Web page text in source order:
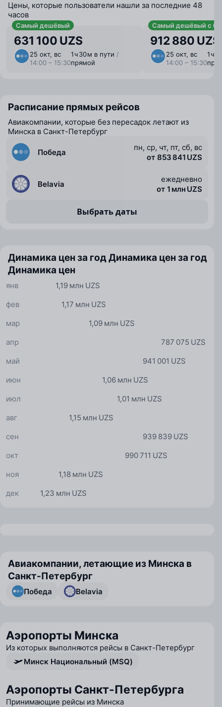
Цены, которые пользователи нашли за последние 48
часов
Самый дешёвый
631 100 UZS
25 окт, вс
14:00 – 15:30
1 ⁠ч 30 ⁠м в пути /
прямой
Самый дешёвый с
912 880 UZS
25 окт, вс
14:00 – 15:30
1 ⁠ч
Расписание прямых рейсов
Авиакомпании, которые без пересадок летают из
Минска в Санкт-Петербург
Победа
пн, ср, чт, пт, сб, вс
от 853 841 UZS
Belavia
ежедневно
от 1 млн UZS
Выбрать даты
Динамика цен за годДинамика цен за год
Динамика цен
1,19 млн UZS
янв
1,17 млн UZS
фев
1,09 млн UZS
мар
787 075 UZS
апр
941 001 UZS
май
1,06 млн UZS
июн
1,01 млн UZS
июл
1,15 млн UZS
авг
939 839 UZS
сен
990 711 UZS
окт
1,18 млн UZS
ноя
1,23 млн UZS
дек
Авиакомпании, летающие из Минска в
Санкт-Петербург
Победа Belavia
Аэропорты Минска
Из которых выполняются рейсы в Санкт-Петербург
Минск Национальный (MSQ)
Аэропорты Санкт-Петербурга
Принимающие рейсы из Минска